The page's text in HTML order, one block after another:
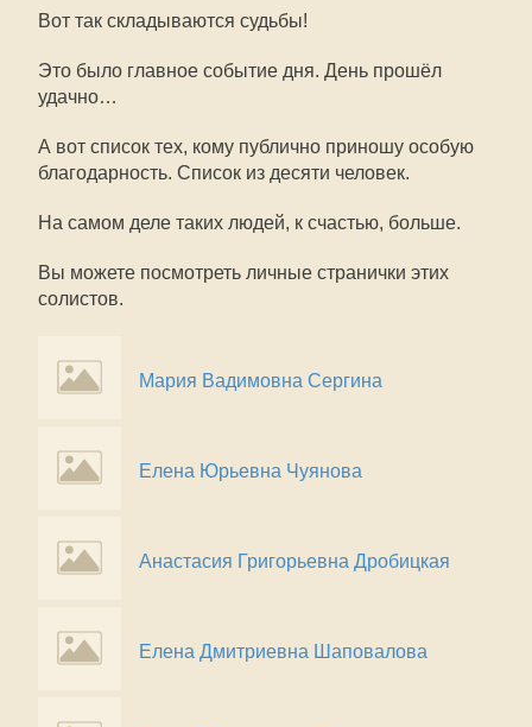
Вот так складываются судьбы!
Это было главное событие дня. День прошёл
удачно…
А вот список тех, кому публично приношу особую
благодарность. Список из десяти человек.
На самом деле таких людей, к счастью, больше.
Вы можете посмотреть личные странички этих
солистов.
Мария Вадимовна Сергина
Елена Юрьевна Чуянова
Анастасия Григорьевна Дробицкая
Елена Дмитриевна Шаповалова